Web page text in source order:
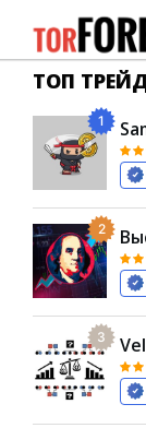
ТОП
1
2
3